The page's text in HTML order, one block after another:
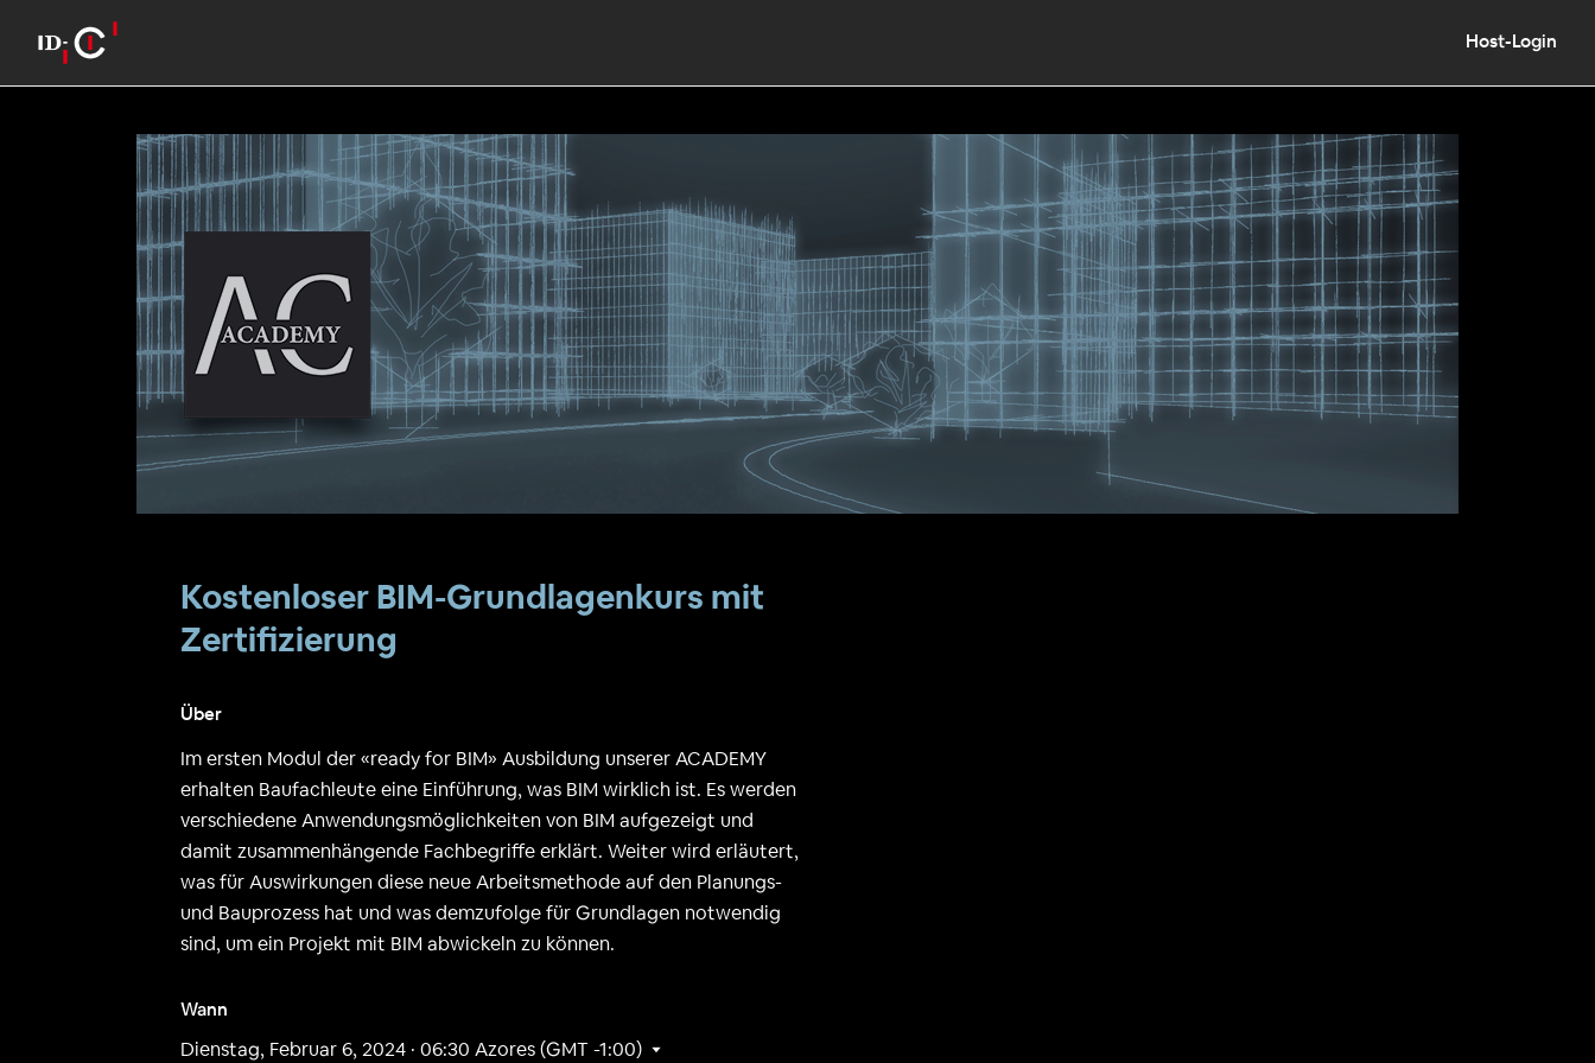
Host-Login
Kostenloser BIM-Grundlagenkurs mit
Zertifizierung
Über
Im ersten Modul der «ready for BIM» Ausbildung unserer ACADEMY
erhalten Baufachleute eine Einführung, was BIM wirklich ist. Es werden
verschiedene Anwendungsmöglichkeiten von BIM aufgezeigt und
damit zusammenhängende Fachbegriffe erklärt. Weiter wird erläutert,
was für Auswirkungen diese neue Arbeitsmethode auf den Planungs-
und Bauprozess hat und was demzufolge für Grundlagen notwendig
sind, um ein Projekt mit BIM abwickeln zu können.
Wann
Dienstag, Februar 6, 2024 · 06:30 Azores (GMT -1:00)